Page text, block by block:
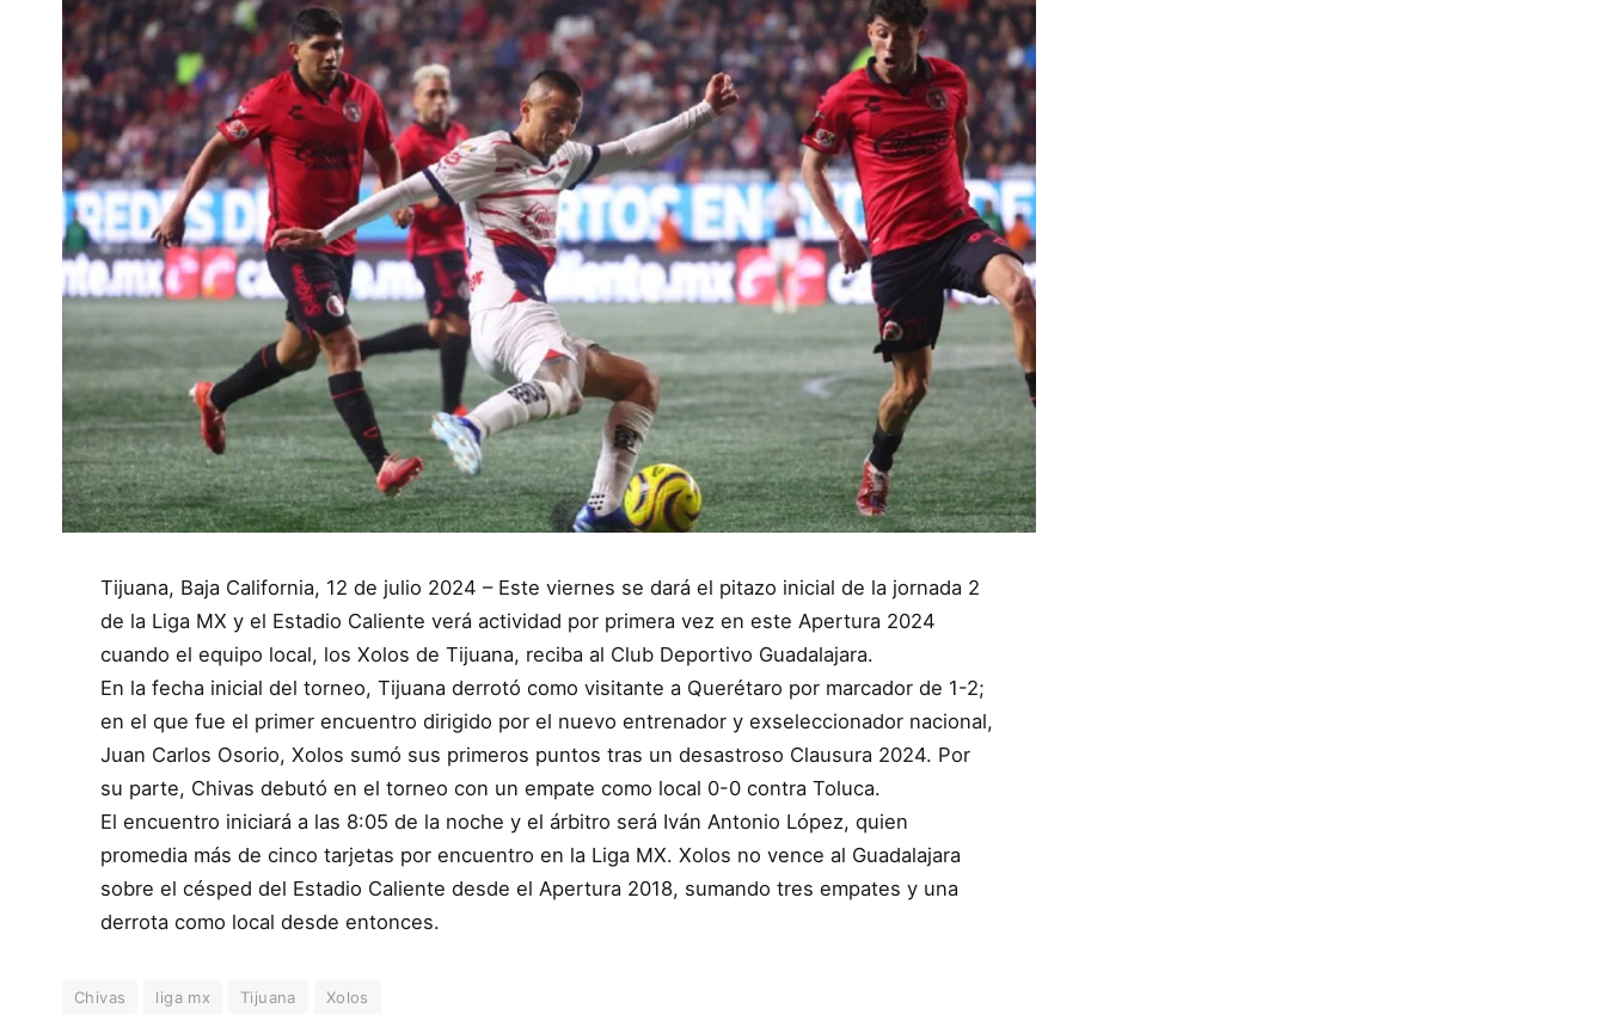
Tijuana, Baja California, 12 de julio 2024 – Este viernes se dará el pitazo inicial de la jornada 2
de la Liga MX y el Estadio Caliente verá actividad por primera vez en este Apertura 2024
cuando el equipo local, los Xolos de Tijuana, reciba al Club Deportivo Guadalajara.
En la fecha inicial del torneo, Tijuana derrotó como visitante a Querétaro por marcador de 1-2;
en el que fue el primer encuentro dirigido por el nuevo entrenador y exseleccionador nacional,
Juan Carlos Osorio, Xolos sumó sus primeros puntos tras un desastroso Clausura 2024. Por
su parte, Chivas debutó en el torneo con un empate como local 0-0 contra Toluca.
El encuentro iniciará a las 8:05 de la noche y el árbitro será Iván Antonio López, quien
promedia más de cinco tarjetas por encuentro en la Liga MX. Xolos no vence al Guadalajara
sobre el césped del Estadio Caliente desde el Apertura 2018, sumando tres empates y una
derrota como local desde entonces.
Chivas liga mx Tijuana Xolos